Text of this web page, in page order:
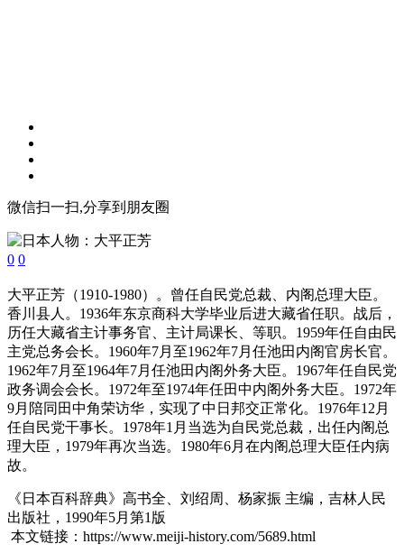
微信扫一扫,分享到朋友圈
0 0
大平正芳（1910-1980）。曾任自民党总裁、内阁总理大臣。
香川县人。1936年东京商科大学毕业后进大藏省任职。战后，
历任大藏省主计事务官、主计局课长、等职。1959年任自由民
主党总务会长。1960年7月至1962年7月任池田内阁官房长官。
1962年7月至1964年7月任池田内阁外务大臣。1967年任自民党
政务调会会长。1972年至1974年任田中内阁外务大臣。1972年
9月陪同田中角荣访华，实现了中日邦交正常化。1976年12月
任自民党干事长。1978年1月当选为自民党总裁，出任内阁总
理大臣，1979年再次当选。1980年6月在内阁总理大臣任内病
故。
《日本百科辞典》高书全、刘绍周、杨家振 主编，吉林人民
出版社，1990年5月第1版
本文链接：https://www.meiji-history.com/5689.html